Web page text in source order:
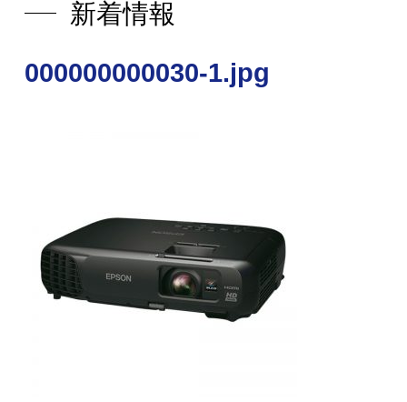
新着情報
新着情報
000000000030-1.jpg